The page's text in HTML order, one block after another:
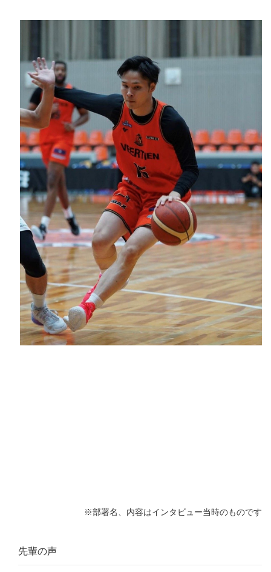
※部署名、内容はインタビュー当時のものです
先輩の声